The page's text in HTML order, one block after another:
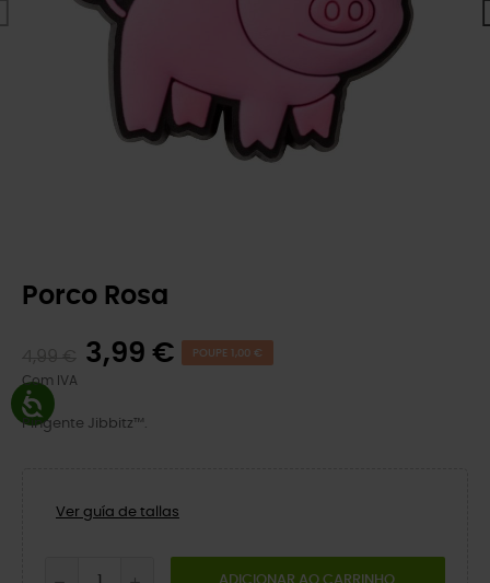
Porco Rosa
3,99 € POUPE 1,00 €
Com IVA
Pingente Jibbitz™.
Ver guía de tallas